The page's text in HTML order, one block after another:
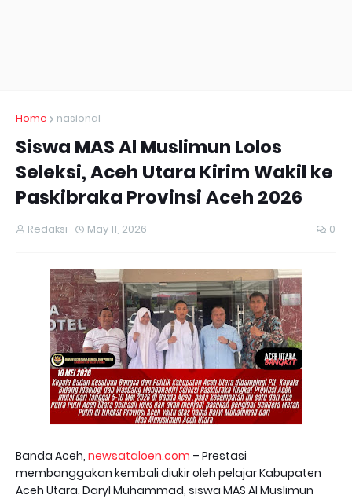
Home nasional
Siswa MAS Al Muslimun Lolos
Seleksi, Aceh Utara Kirim Wakil ke
Paskibraka Provinsi Aceh 2026
Redaksi May 11, 2026 0
Banda Aceh, newsataloen.com – Prestasi
membanggakan kembali diukir oleh pelajar Kabupaten
Aceh Utara. Daryl Muhammad, siswa MAS Al Muslimun